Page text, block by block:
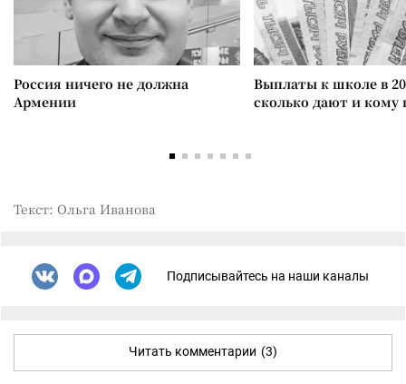
Россия ничего не должна
Армении
Выплаты к школе в
сколько дают и
Текст: Ольга Иванова
Подписывайтесь на наши каналы
Читать комментарии (3)